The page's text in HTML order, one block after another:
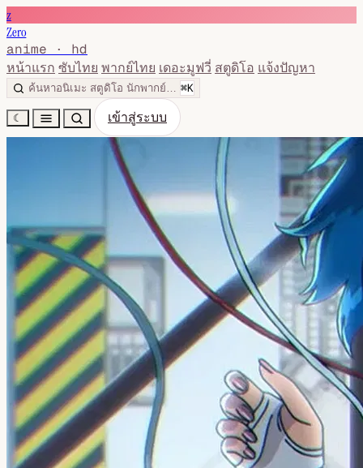
z
Zero
anime · hd
หน้าแรก ซับไทย พากย์ไทย เดอะมูฟวี่ สตูดิโอ แจ้งปัญหา
ค้นหาอนิเมะ สตูดิโอ นักพากย์… ⌘K
☾ เข้าสู่ระบบ